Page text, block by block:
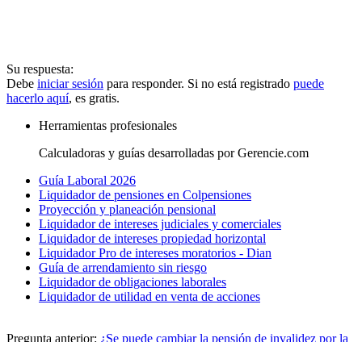
Su respuesta:
Debe iniciar sesión para responder. Si no está registrado puede
hacerlo aquí, es gratis.
Herramientas profesionales
Calculadoras y guías desarrolladas por Gerencie.com
Guía Laboral 2026
Liquidador de pensiones en Colpensiones
Proyección y planeación pensional
Liquidador de intereses judiciales y comerciales
Liquidador de intereses propiedad horizontal
Liquidador Pro de intereses moratorios - Dian
Guía de arrendamiento sin riesgo
Liquidador de obligaciones laborales
Liquidador de utilidad en venta de acciones
Pregunta anterior: ¿Se puede cambiar la pensión de invalidez por la